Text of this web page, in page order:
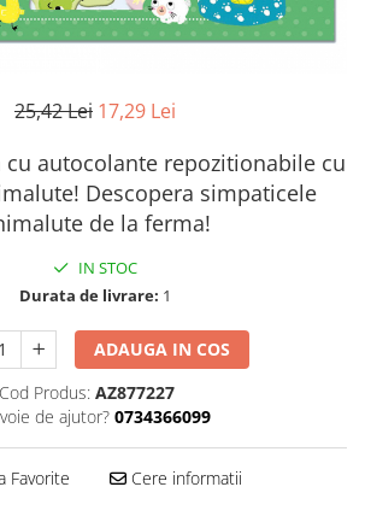
25,42 Lei 17,29 Lei
autocolante repozitionabile cu
Descopera simpaticele
de la ferma!
IN STOC
Durata de livrare: 1
ADAUGA IN COS
Cod Produs: AZ877227
de ajutor? 0734366099
Favorite Cere informatii